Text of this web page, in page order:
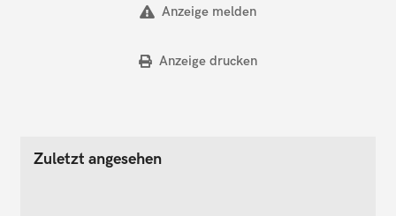
Anzeige melden
Anzeige drucken
Zuletzt angesehen